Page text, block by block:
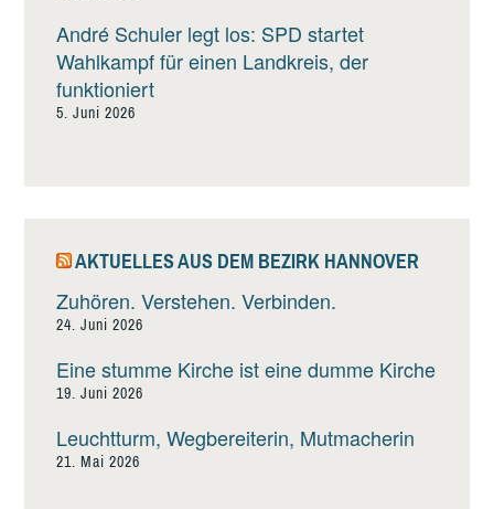
André Schuler legt los: SPD startet
Wahlkampf für einen Landkreis, der
funktioniert
5. Juni 2026
AKTUELLES AUS DEM BEZIRK HANNOVER
Zuhören. Verstehen. Verbinden.
24. Juni 2026
Eine stumme Kirche ist eine dumme Kirche
19. Juni 2026
Leuchtturm, Wegbereiterin, Mutmacherin
21. Mai 2026